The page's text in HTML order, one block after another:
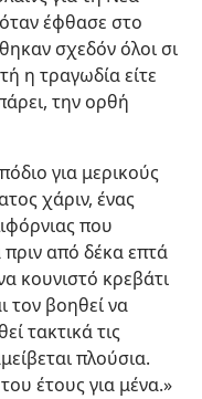
έφθασε στο
σχεδόν όλοι σι
η τραγωδία είτε
την ορθή
για μερικούς
χάριν, ένας
που
από δέκα επτά
κουνιστό κρεβάτι
τον βοηθεί να
τακτικά τις
πλούσια.
έτους για μένα.»